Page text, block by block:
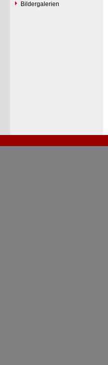
Bildergalerien